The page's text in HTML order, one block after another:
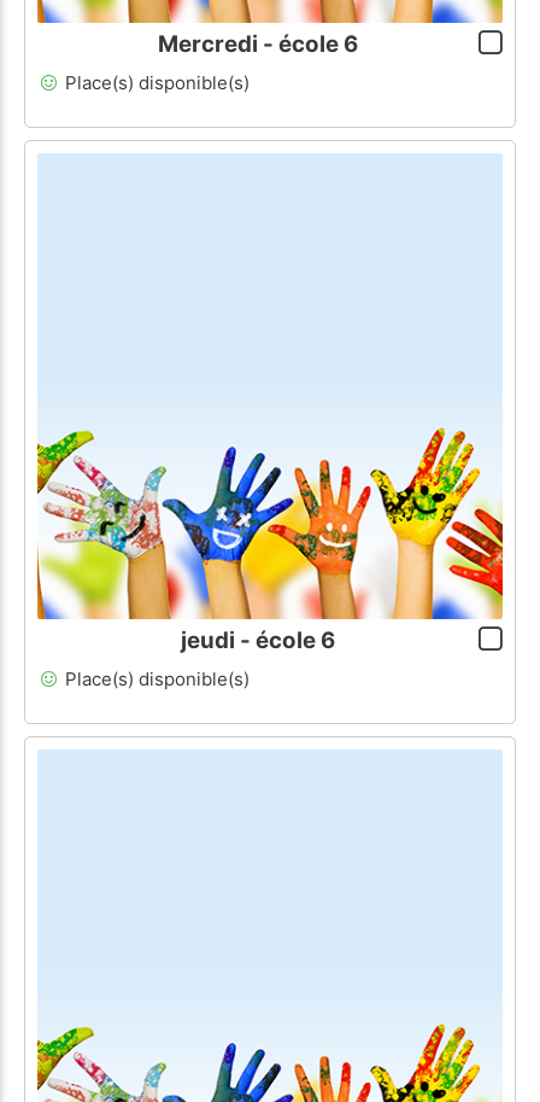
Mercredi - école 6
Place(s) disponible(s)
jeudi - école 6
Place(s) disponible(s)